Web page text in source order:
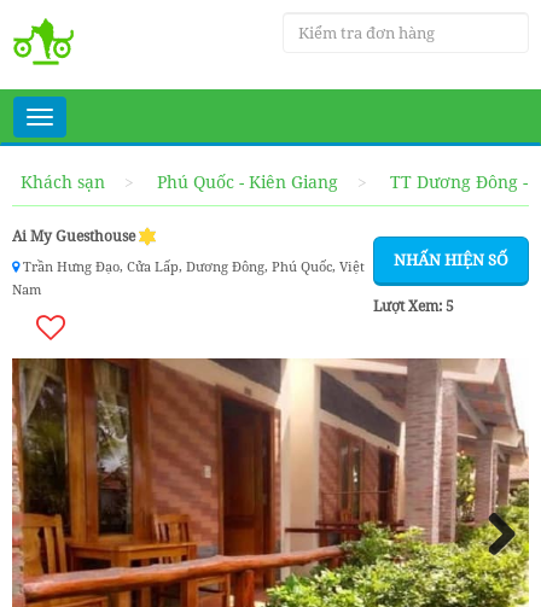
Toggle
navigation
Khách sạn
Phú Quốc - Kiên Giang TT Dương Đông -
Ai My Guesthouse
NHẤN HIỆN SỐ
Lượt Xem:5
Trần Hưng Đạo, Cửa Lấp, Dương Đông, Phú Quốc, Việt
Nam
Next